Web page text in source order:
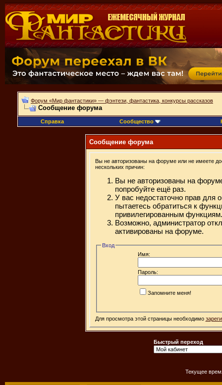
Форум «Мир фантастики» — фэнтези, фантастика, конкурсы рассказов
Сообщение форума
Справка Сообщество
Сообщение форума
Вы не авторизованы на форуме или не имеете
нескольких причин:
Вы не авторизованы на
попробуйте ещё раз.
У вас недостаточно прав для
пытаетесь обратиться к
привилегированным функциям.
Возможно, администратор
активированы на форуме.
Вход
Имя:
Пароль:
Запомните меня!
Для просмотра этой страницы необходимо
Быстрый переход
Текущее